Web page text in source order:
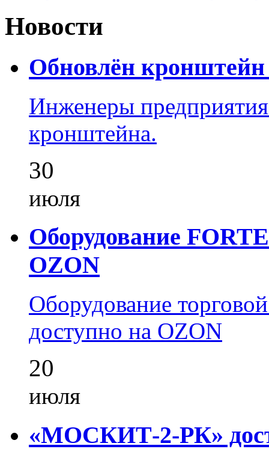
Новости
Обновлён
Инженеры
кронштейна.
30
июля
Оборудование
OZON
Оборудование
доступно на OZON
20
июля
«МОСКИТ-2-РК»